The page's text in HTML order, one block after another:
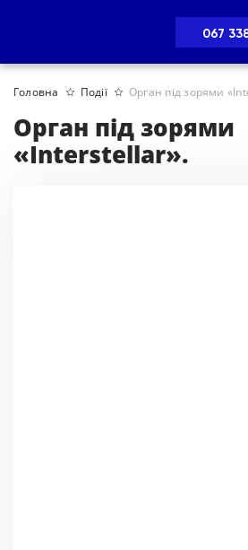
067
Головна Події Орган під зорями
Орган під зорями
«Interstellar».